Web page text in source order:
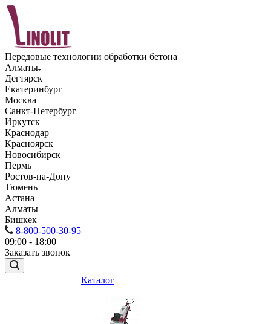
Передовые технологии обработки бетона
Алматы
Дегтярск
Екатеринбург
Москва
Санкт-Петербург
Иркутск
Краснодар
Красноярск
Новосибирск
Пермь
Ростов-на-Дону
Тюмень
Астана
Алматы
Бишкек
8-800-500-30-95
09:00 - 18:00
Заказать звонок
Каталог